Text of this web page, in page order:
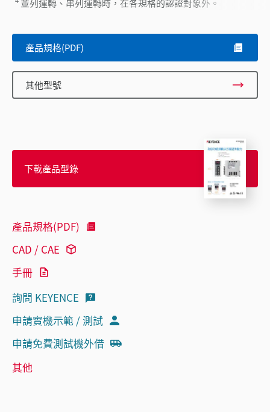
產品規格(PDF)
其他型號
下載產品型錄
產品規格(PDF)
CAD / CAE
手冊
詢問 KEYENCE
申請實機示範 / 測試
申請免費測試機外借
其他